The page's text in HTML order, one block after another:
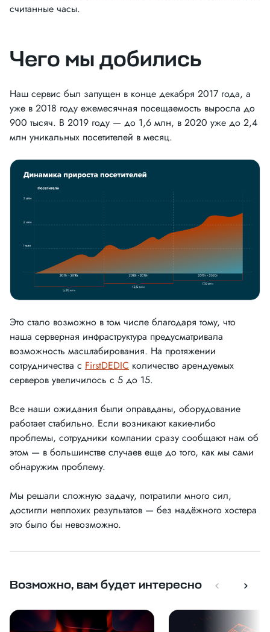
считанные часы.
Чего мы добились
Наш сервис был запущен в конце декабря 2017 года, а
уже в 2018 году ежемесячная посещаемость выросла до
900 тысяч. В 2019 году — до 1,6 млн, в 2020 уже до 2,4
млн уникальных посетителей в месяц.
Это стало возможно в том числе благодаря тому, что
наша серверная инфраструктура предусматривала
возможность масштабирования. На протяжении
сотрудничества с FirstDEDIC количество арендуемых
серверов увеличилось с 5 до 15.
Все наши ожидания были оправданы, оборудование
работает стабильно. Если возникают какие-либо
проблемы, сотрудники компании сразу сообщают нам об
этом — в большинстве случаев еще до того, как мы сами
обнаружим проблему.
Мы решали сложную задачу, потратили много сил,
достигли неплохих результатов — без надёжного хостера
это было бы невозможно.
Возможно, вам будет интересно